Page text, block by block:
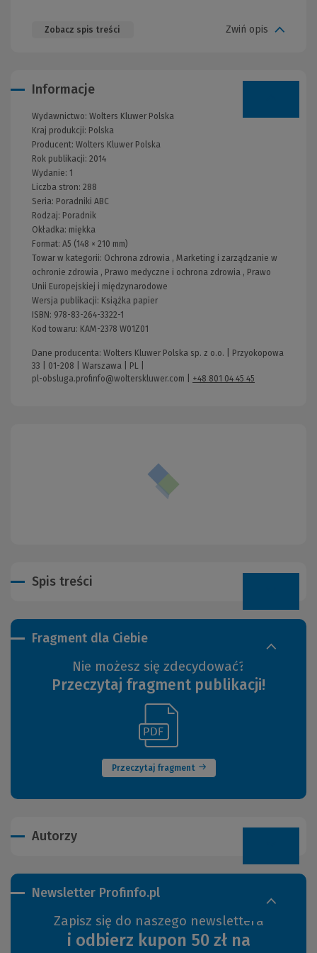
Zobacz spis treści Zwiń opis
Fragment dla Ciebie
Nie możesz się zdecydować?
Przeczytaj fragment publikacji!
Przeczytaj fragment
(Nowe
okno)
innej
Informacje
Wydawnictwo: Wolters Kluwer Polska
Kraj produkcji: Polska
Producent: Wolters Kluwer Polska
Rok publikacji: 2014
Wydanie: 1
Liczba stron: 288
Seria: Poradniki ABC
Rodzaj: Poradnik
Okładka: miękka
Format: A5 (148 × 210 mm)
Towar w kategorii: Ochrona zdrowia , Marketing i zarządzanie w
ochronie zdrowia , Prawo medyczne i ochrona zdrowia , Prawo
Unii Europejskiej i międzynarodowe
Wersja publikacji: Książka papier
ISBN: 978-83-264-3322-1
Kod towaru: KAM-2378 W01Z01
Dane producenta: Wolters Kluwer Polska sp. z o.o. | Przyokopowa
33 | 01-208 | Warszawa | PL |
pl-obsluga.profinfo@wolterskluwer.com
+48 801 04 45 45
Spis treści
Autorzy
Newsletter Profinfo.pl
Zapisz się do naszego newslettera
i odbierz kupon 50 zł na